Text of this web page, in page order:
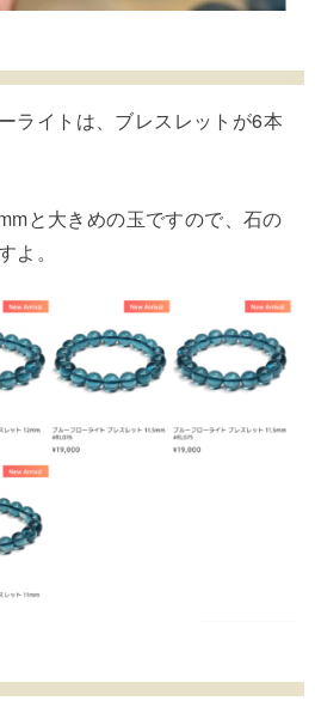
ライトは、ブレスレットが6本
と大きめの玉ですので、石の
よ。